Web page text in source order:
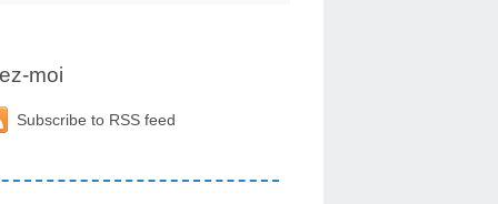
moi
Subscribe to RSS feed